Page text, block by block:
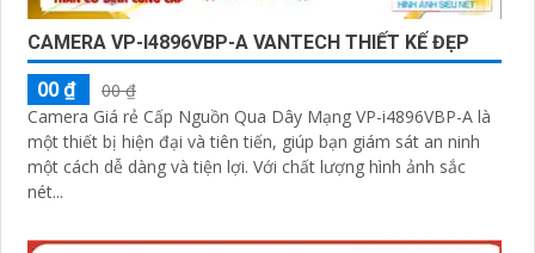
CAMERA VP-I4896VBP-A VANTECH THIẾT KẾ ĐẸP
00 ₫
00 ₫
Camera Giá rẻ Cấp Nguồn Qua Dây Mạng VP-i4896VBP-A là
một thiết bị hiện đại và tiên tiến, giúp bạn giám sát an ninh
một cách dễ dàng và tiện lợi. Với chất lượng hình ảnh sắc
nét...